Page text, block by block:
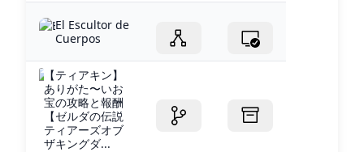
El Escultor de
Cuerpos
【ティアキン】
ありがた〜いお
宝の攻略と報酬
【ゼルダの伝説
ティアーズオブ
ザキングダ...